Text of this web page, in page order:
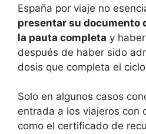
España por viaje no
presentar su documento
la pauta completa y
después de haber sido
dosis que completa el
Solo en algunos casos
entrada a los viajeros con
como el certificado de